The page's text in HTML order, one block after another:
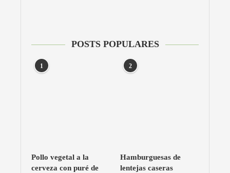
POSTS POPULARES
1
Pollo vegetal a la
cerveza con puré de
2
Hamburguesas de
lentejas caseras